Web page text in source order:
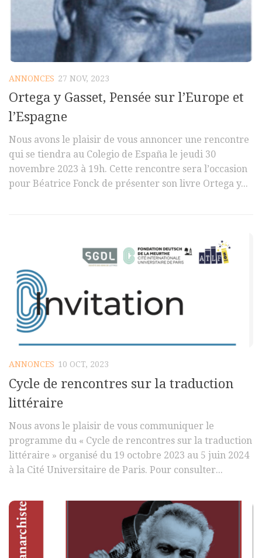
Commander un numéro papier
Pour publier / Normes
Pour publier
ANNONCES 27 NOV, 2023
Ortega y Gasset, Pensée sur l’Europe et
l’Espagne
Nous avons le plaisir de vous annoncer une rencontre
qui se tiendra au Colegio de España le jeudi 30
novembre 2023 à 19h. Cette rencontre sera l’occasion
pour Béatrice Fonck de présenter son livre Ortega y...
ANNONCES 10 OCT, 2023
Cycle de rencontres sur la traduction
littéraire
Nous avons le plaisir de vous communiquer le
programme du « Cycle de rencontres sur la traduction
littéraire » organisé du 19 octobre 2023 au 5 juin 2024
à la Cité Universitaire de Paris. Pour consulter...